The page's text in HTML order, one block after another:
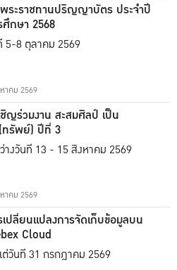
ระราชทานปริญญาบัตร ประจำปี
กษา 2568
5-8 ตุลาคม 2569
าคม 2569
ญร่วมงาน สะสมศิลป์ เป็น
รัพย์) ปีที่ 3
างวันที่ 13 - 15 สิงหาคม 2569
าคม 2569
ปลี่ยนแปลงการจัดเก็บข้อมูลบน
Cloud
ต่วันที่ 31 กรกฎาคม 2569